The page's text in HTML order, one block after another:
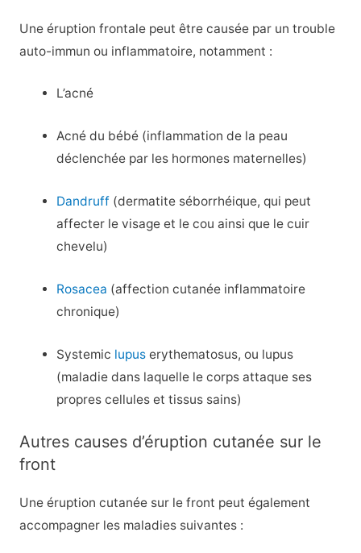
Une éruption frontale peut être causée par un trouble
auto-immun ou inflammatoire, notamment :
L’acné
Acné du bébé (inflammation de la peau
déclenchée par les hormones maternelles)
Dandruff (dermatite séborrhéique, qui peut
affecter le visage et le cou ainsi que le cuir
chevelu)
Rosacea (affection cutanée inflammatoire
chronique)
Systemic lupus erythematosus, ou lupus
(maladie dans laquelle le corps attaque ses
propres cellules et tissus sains)
Autres causes d’éruption cutanée sur le
front
Une éruption cutanée sur le front peut également
accompagner les maladies suivantes :